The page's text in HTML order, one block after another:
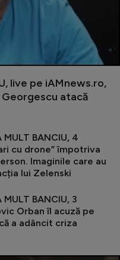
live pe iAMnews.ro,
Georgescu atacă
MULT BANCIU, 4
cu drone” împotriva
Imaginile care au
lui Zelenski
MULT BANCIU, 3
Orban îl acuză pe
a adâncit criza